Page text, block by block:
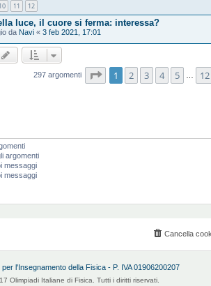
10 11 12
luce, il cuore si ferma: interessa?
da Navi « 3 feb 2021, 17:01
297 argomenti Pagina1 di12
1 2 3 4 5 12
argomenti
messaggi
messaggi
Cancella
l'Insegnamento della Fisica - P. IVA 01906200207
Olimpiadi Italiane di Fisica. Tutti i diritti riservati.